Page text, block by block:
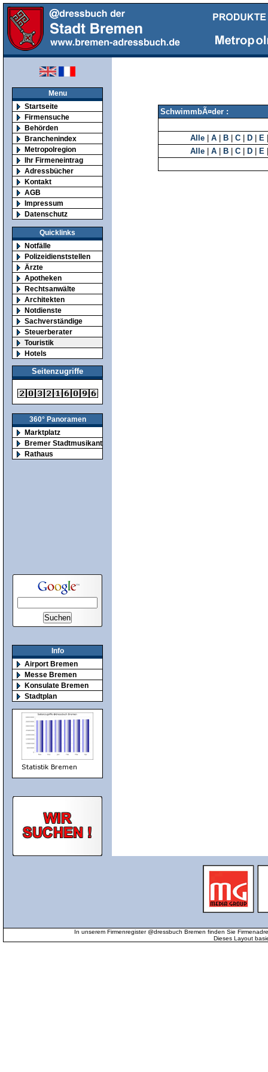
Menu
Startseite
Firmensuche
Behörden
Branchenindex
Metropolregion
Ihr Firmeneintrag
Adressbücher
Kontakt
AGB
Impressum
Datenschutz
Quicklinks
Notfälle
Polizeidienststellen
Ärzte
Apotheken
Rechtsanwälte
Architekten
Notdienste
Sachverständige
Steuerberater
Touristik
Hotels
Seitenzugriffe
360° Panoramen
Marktplatz
Bremer Stadtmusikanten
Rathaus
Info
Airport Bremen
Messe Bremen
Konsulate Bremen
Stadtplan
SchwimmbÃ¤der :
Alle A B C D E
Alle
A B C D E
In unserem Firmenregister @dressbuch Bremen finden Sie
Dieses Layout